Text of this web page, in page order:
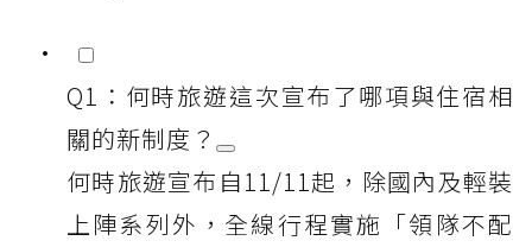
Q1：何時旅遊這次宣布了哪項與住宿相
關的新制度？
何時旅遊宣布自11/11起，除國內及輕裝
上陣系列外，全線行程實施「領隊不配